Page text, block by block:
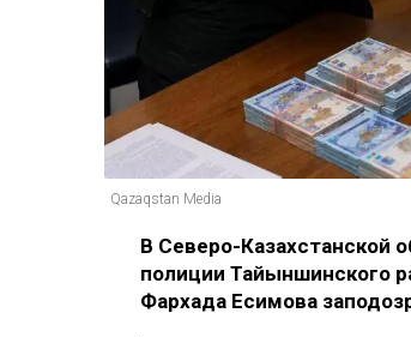
Qazaqstan Media
В Северо-Казахстанской
полиции Тайыншинского
Фархада Есимова